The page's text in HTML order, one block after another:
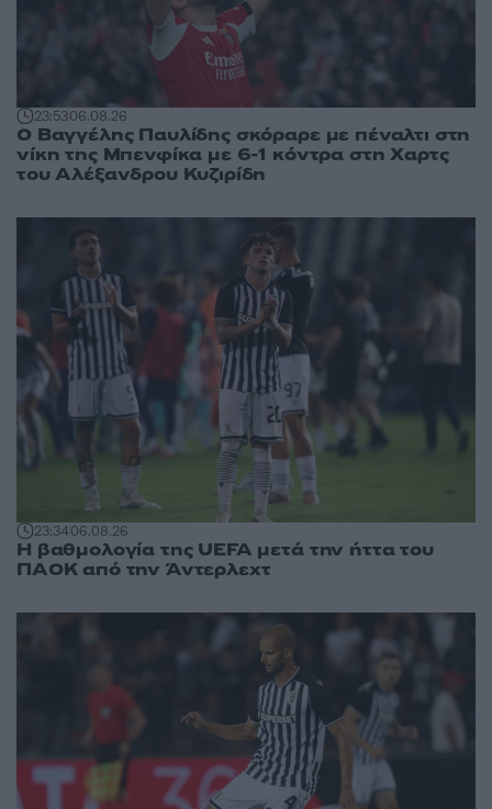
23:5306.08.26
Ο Βαγγέλης Παυλίδης σκόραρε με πέναλτι στη
νίκη της Μπενφίκα με 6-1 κόντρα στη Χαρτς
του Αλέξανδρου Κυζιρίδη
23:3406.08.26
Η βαθμολογία της UEFA μετά την ήττα του
ΠΑΟΚ από την Άντερλεχτ